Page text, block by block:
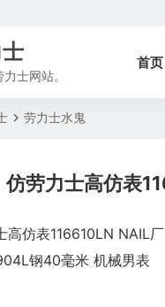
士网站。
首页
劳力士水鬼
仿劳力士高仿表